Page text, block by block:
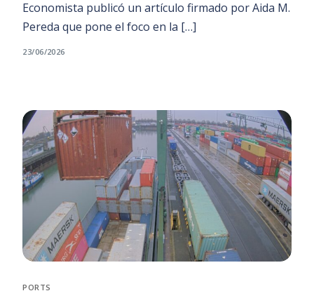
Economista publicó un artículo firmado por Aida M.
Pereda que pone el foco en la […]
23/06/2026
PORTS